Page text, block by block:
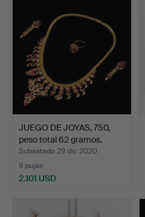
JUEGO DE JOYAS, 750,
peso total 62 gramos.
Subastado 29 dic 2020
9 pujas
2.101 USD